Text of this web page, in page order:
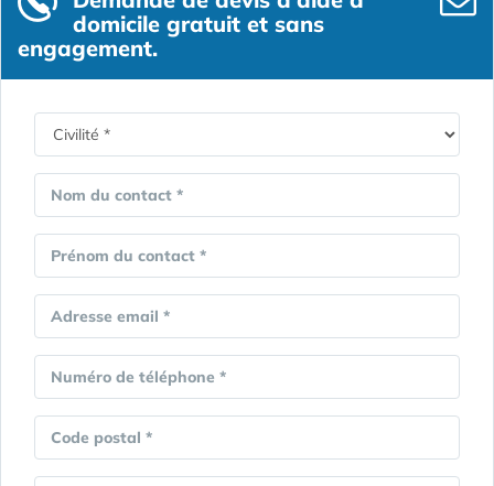
domicile gratuit et sans
engagement.
Nom du contact *
Prénom du contact *
Adresse email *
Numéro de téléphone *
Code postal *